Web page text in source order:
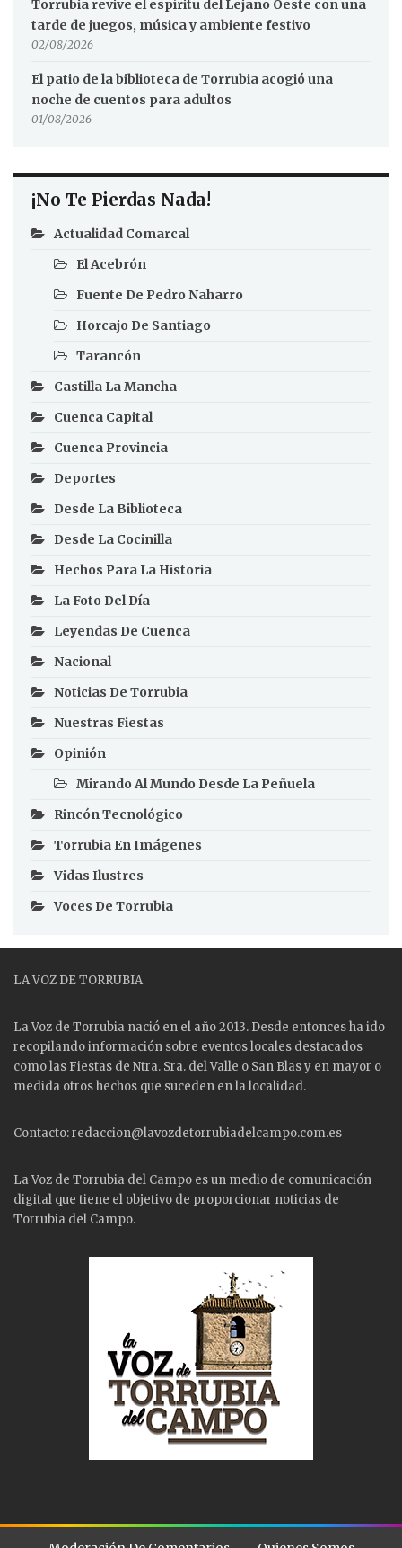
Torrubia revive el espíritu del Lejano Oeste con una
tarde de juegos, música y ambiente festivo
02/08/2026
El patio de la biblioteca de Torrubia acogió una
noche de cuentos para adultos
01/08/2026
¡No Te Pierdas Nada!
Actualidad Comarcal
El Acebrón
Fuente De Pedro Naharro
Horcajo De Santiago
Tarancón
Castilla La Mancha
Cuenca Capital
Cuenca Provincia
Deportes
Desde La Biblioteca
Desde La Cocinilla
Hechos Para La Historia
La Foto Del Día
Leyendas De Cuenca
Nacional
Noticias De Torrubia
Nuestras Fiestas
Opinión
Mirando Al Mundo Desde La Peñuela
Rincón Tecnológico
Torrubia En Imágenes
Vidas Ilustres
Voces De Torrubia
LA VOZ DE TORRUBIA
La Voz de Torrubia nació en el año 2013. Desde entonces ha ido
recopilando información sobre eventos locales destacados
como las Fiestas de Ntra. Sra. del Valle o San Blas y en mayor o
medida otros hechos que suceden en la localidad.
Contacto: redaccion@lavozdetorrubiadelcampo.com.es
La Voz de Torrubia del Campo es un medio de comunicación
digital que tiene el objetivo de proporcionar noticias de
Torrubia del Campo.